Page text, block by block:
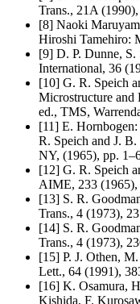
Trans., 21A
[8] Naoki
Hiroshi Tamehiro:
[9] D. P. Dunne,
International, 36
[10] G. R. Speich
Microstructure and
ed., TMS,
[11] E.
R. Speich and J.
NY, (1965), pp.
[12] G. R. Speich
AIME, 233 (1965),
[13] S. R.
Trans., 4 (1973),
[14] S. R.
Trans., 4 (1973),
[15] P. J. Othen,
Lett., 64 (1991),
[16] K. Osamura,
Kishida, F.